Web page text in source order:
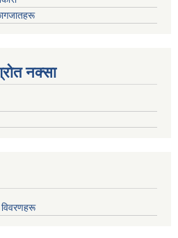
नक्सा